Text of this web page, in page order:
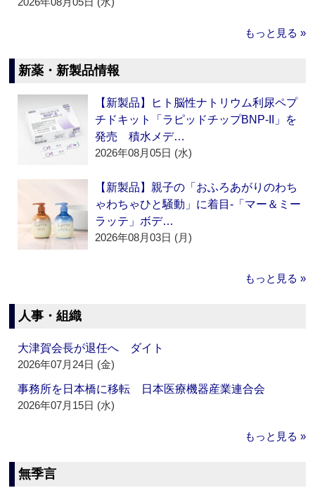
もっと見る »
新薬・新製品情報
【新製品】ヒト脳性ナトリウム利尿ペプ
チドキット「ラピッドチップBNP-II」を
発売 積水メデ…
2026年08月05日 (水)
【新製品】親子の「おふろあがりのわち
ゃわちゃひと騒動」に着目‐「マー＆ミー
ラッテ」ボデ…
2026年08月03日 (月)
もっと見る »
人事・組織
大津賀会長が退任へ ダイト
2026年07月24日 (金)
事務所を日本橋に移転 日本医療機器産業連合会
2026年07月15日 (水)
もっと見る »
無季言